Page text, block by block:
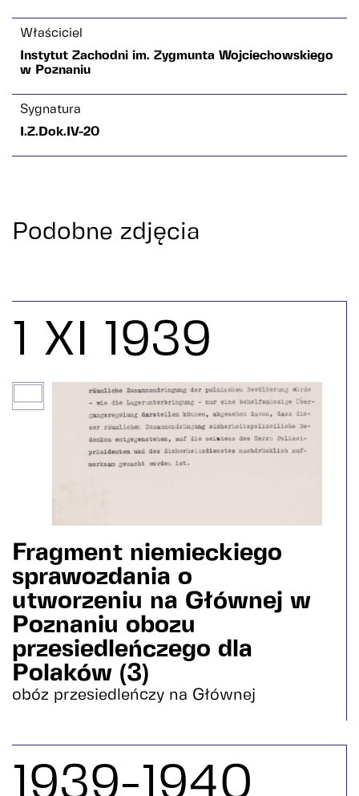
Właściciel
Instytut Zachodni im. Zygmunta Wojciechowskiego
w Poznaniu
Sygnatura
I.Z.Dok.IV-20
Podobne zdjęcia
1 XI 1939
Fragment niemieckiego
sprawozdania o
utworzeniu na Głównej w
Poznaniu obozu
przesiedleńczego dla
Polaków (3)
obóz przesiedleńczy na Głównej
1939-1940